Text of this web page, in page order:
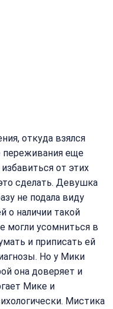
откуда взялся
переживания еще
от этих
сделать. Девушка
не подала виду
о наличии такой
могли усомниться в
и приписать ей
Но у Мики
она доверяет и
Мике и
Мистика